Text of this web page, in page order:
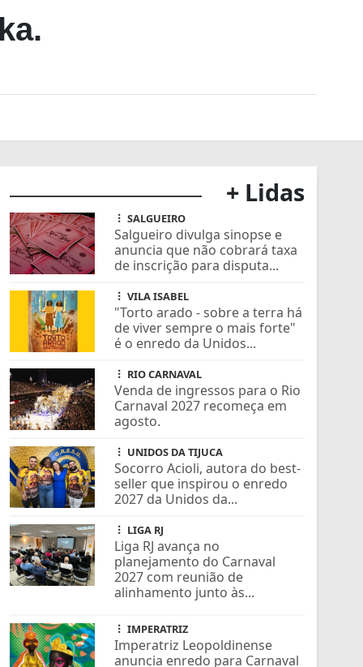
+ Lidas
SALGUEIRO
Salgueiro divulga sinopse e
anuncia que não cobrará taxa
de inscrição para disputa...
VILA ISABEL
"Torto arado - sobre a terra há
de viver sempre o mais forte"
é o enredo da Unidos...
RIO CARNAVAL
Venda de ingressos para o Rio
Carnaval 2027 recomeça em
agosto.
UNIDOS DA TIJUCA
Socorro Acioli, autora do best-
seller que inspirou o enredo
2027 da Unidos da...
LIGA RJ
Liga RJ avança no
planejamento do Carnaval
2027 com reunião de
alinhamento junto às...
IMPERATRIZ
Imperatriz Leopoldinense
anuncia enredo para Carnaval